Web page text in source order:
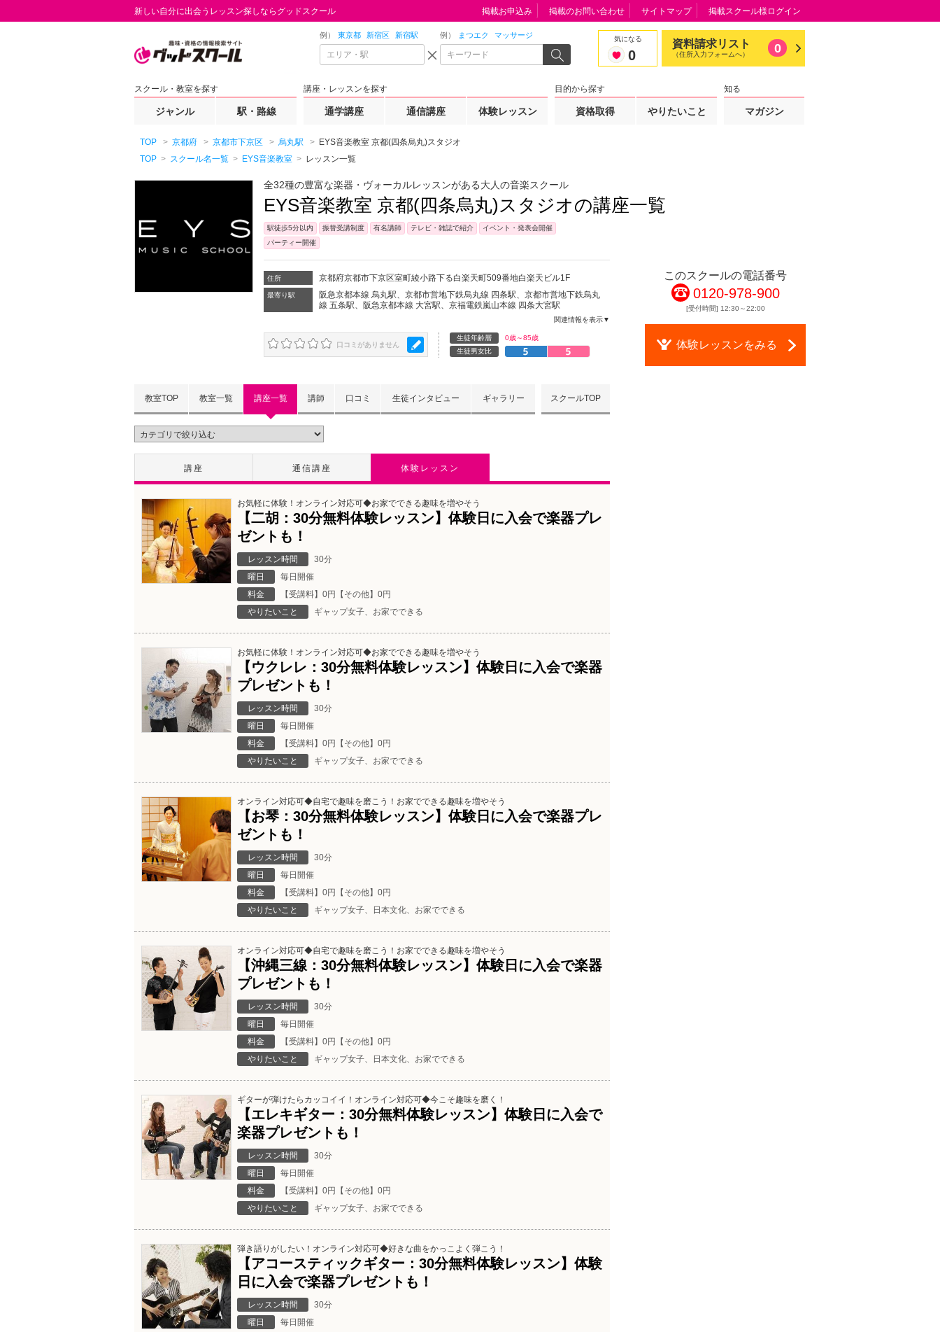
新しい自分に出会うレッスン探しならグッドスクール
例） 東京都 新宿区 新宿駅 例） まつエク マッサージ 気になる
0
資料請求リスト
（住所入力フォームへ） 0
スクール・教室を探す
ジャンル 駅・路線
講座・レッスンを探す
通学講座 通信講座 体験レッスン
目的から探す
資格取得 やりたいこと
知る
マガジン
掲載お申込み 掲載のお問い合わせ サイトマップ 掲載スクール様ログイン
TOP 京都府 京都市下京区 烏丸駅
EYS音楽教室 京都(四条烏丸)スタジオ
TOP
スクール名一覧 EYS音楽教室 レッスン一覧
全32種の豊富な楽器・ヴォーカルレッスンがある大人の音楽スクール
EYS音楽教室 京都(四条烏丸)スタジオの講座一覧
駅徒歩5分以内 振替受講制度 有名講師 テレビ・雑誌で紹介
イベント・発表会開催
パーティー開催
住所 京都府京都市下京区室町綾小路下る白楽天町509番地白楽天ビル1F
最寄り駅
阪急京都本線 烏丸駅、京都市営地下鉄烏丸線 四条駅、京都市営地下鉄烏丸
線 五条駅、阪急京都本線 大宮駅、京福電鉄嵐山本線 四条大宮駅
関連情報を表示▼
口コミがありません
生徒年齢層
0歳～85歳
生徒男女比
教室TOP 教室一覧 講座一覧 講師 口コミ 生徒インタビュー ギャラリー スクールTOP
講座 通信講座 体験レッスン
お気軽に体験！オンライン対応可◆お家でできる趣味を増やそう
【二胡：30分無料体験レッスン】体験日に入会で楽器プレ
ゼントも！
レッスン時間
30分
曜日
毎日開催
料金
【受講料】0円【その他】0円
やりたいこと
ギャップ女子、お家でできる
お気軽に体験！オンライン対応可◆お家でできる趣味を増やそう
【ウクレレ：30分無料体験レッスン】体験日に入会で楽器
プレゼントも！
レッスン時間
30分
曜日
毎日開催
料金
【受講料】0円【その他】0円
やりたいこと
ギャップ女子、お家でできる
オンライン対応可◆自宅で趣味を磨こう！お家でできる趣味を増やそう
【お琴：30分無料体験レッスン】体験日に入会で楽器プレ
ゼントも！
レッスン時間
30分
曜日
毎日開催
料金
【受講料】0円【その他】0円
やりたいこと
ギャップ女子、日本文化、お家でできる
オンライン対応可◆自宅で趣味を磨こう！お家でできる趣味を増やそう
【沖縄三線：30分無料体験レッスン】体験日に入会で楽器
プレゼントも！
レッスン時間
30分
曜日
毎日開催
料金
【受講料】0円【その他】0円
やりたいこと
ギャップ女子、日本文化、お家でできる
ギターが弾けたらカッコイイ！オンライン対応可◆今こそ趣味を磨く！
【エレキギター：30分無料体験レッスン】体験日に入会で
楽器プレゼントも！
レッスン時間
30分
曜日
毎日開催
料金
【受講料】0円【その他】0円
やりたいこと
ギャップ女子、お家でできる
弾き語りがしたい！オンライン対応可◆好きな曲をかっこよく弾こう！
【アコースティックギター：30分無料体験レッスン】体験
日に入会で楽器プレゼントも！
レッスン時間
30分
曜日
毎日開催
このスクールの電話番号
0120-978-900
[受付時間] 12:30～22:00
体験レッスンをみる